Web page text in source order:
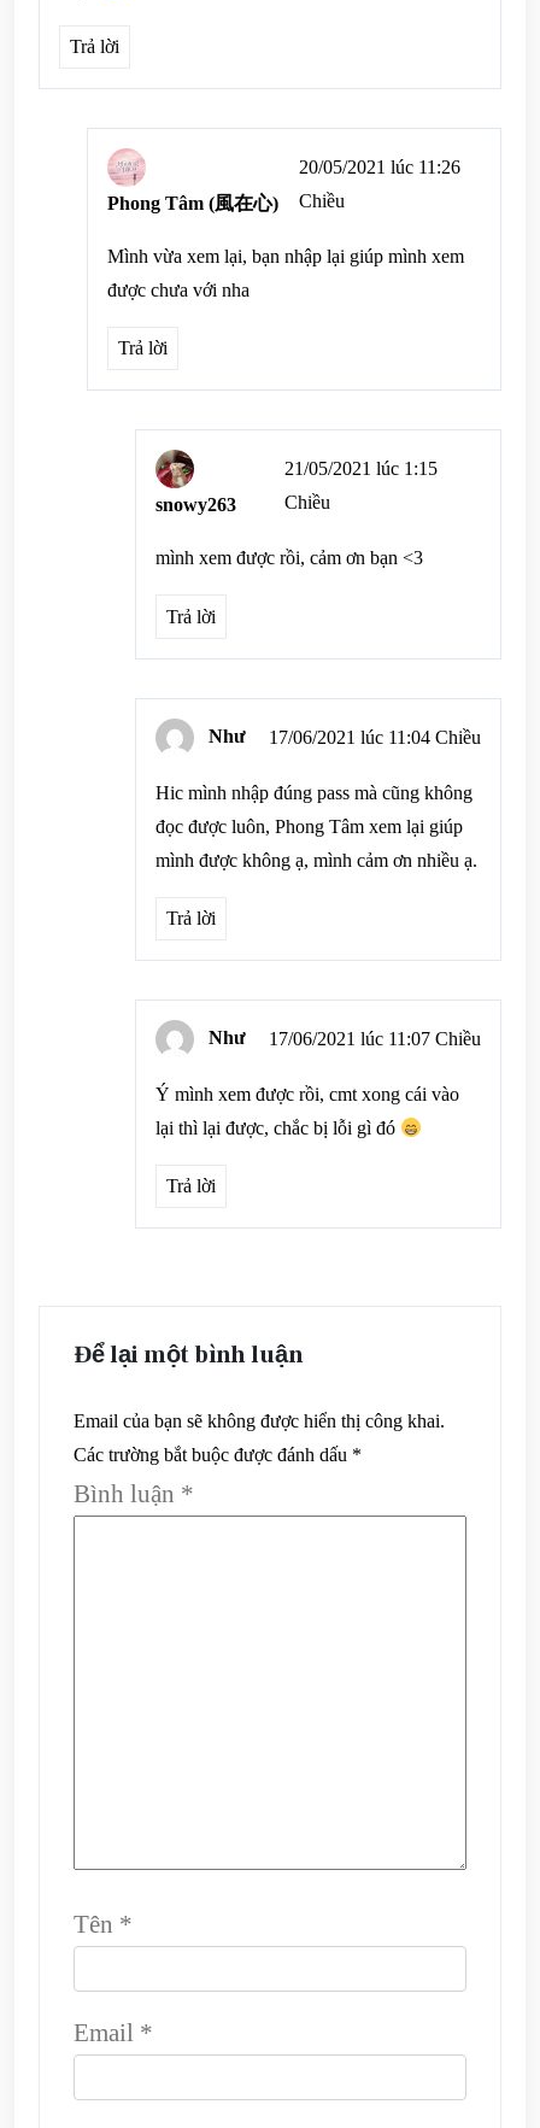
Trả lời
Phong Tâm (風在心)
20/05/2021 lúc 11:26
Chiều
Mình vừa xem lại, bạn nhập lại giúp mình xem
được chưa với nha
Trả lời
snowy263
21/05/2021 lúc 1:15
Chiều
mình xem được rồi, cảm ơn bạn <3
Trả lời
Như 17/06/2021 lúc 11:04 Chiều
Hic mình nhập đúng pass mà cũng không
đọc được luôn, Phong Tâm xem lại giúp
mình được không ạ, mình cảm ơn nhiều ạ.
Trả lời
Như 17/06/2021 lúc 11:07 Chiều
Ý mình xem được rồi, cmt xong cái vào
lại thì lại được, chắc bị lỗi gì đó
Trả lời
Để lại một bình luận
Email của bạn sẽ không được hiển thị công khai.
Các trường bắt buộc được đánh dấu *
Bình luận *
Tên *
Email *